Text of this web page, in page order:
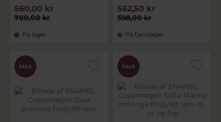
700,00 kr
560,00 kr
På lager
598,00 kr
562,50 kr
På fjernlager
SALE SALE